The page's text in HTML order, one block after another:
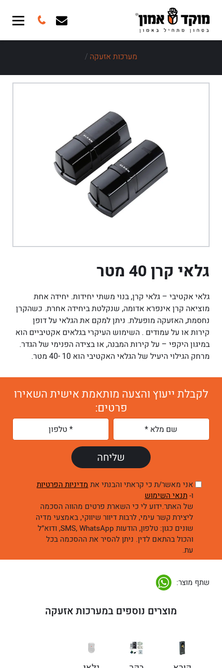
מערכות אזעקה /
גלאי קרן 40 מטר
גלאי אקטיבי – גלאי קרן, בנוי משתי יחידות. יחידה אחת
מוציאה קרן אינפרא אדומה, שנקלטת ביחידה אחרת. כשהקרן
נחסמת, האזעקה מופעלת. ניתן למקם את הגלאי על דופן
קירות או על עמודים . השימוש העיקרי בגלאים אקטיביים הוא
במיגון היקפי – על קירות המבנה, או בצידה הפנימי של הגדר.
מרחק הגילוי היעיל של הגלאי האקטיבי הוא 10 -40 מטר.
לקבלת ייעוץ והצעה מותאמת אישית השאירו
פרטים:
אני מאשר/ת כי קראתי והבנתי את מדיניות הפרטיות
ו-תנאי השימוש
של האתר.ידוע לי כי השארת פרטים מהווה הסכמה
ליצירת קשר עימי, לרבות דיוור שיווקי, באמצעי מדיה
שונים כגון: טלפון, הודעות SMS, WhatsApp, ודוא״ל
והכול בהתאם לדין. ניתן להסיר את ההסכמה בכל
עת.
שתף מוצר:
מוצרים נוספים במערכות אזעקה